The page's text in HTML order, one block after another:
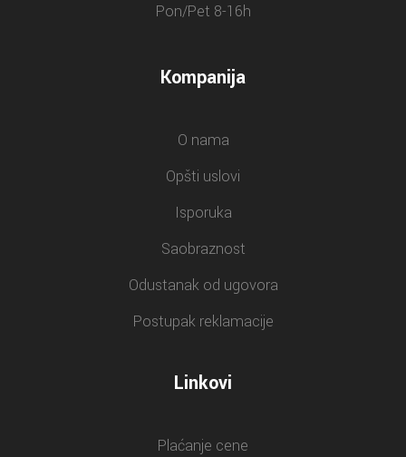
Pon/Pet 8-16h
Kompanija
O nama
Opšti uslovi
Isporuka
Saobraznost
Odustanak od ugovora
Postupak reklamacije
Linkovi
Plaćanje cene